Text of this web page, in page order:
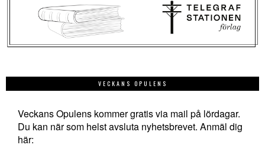
VECKANS OPULENS
Veckans Opulens kommer gratis via mail på lördagar.
Du kan när som helst avsluta nyhetsbrevet. Anmäl dig
här: